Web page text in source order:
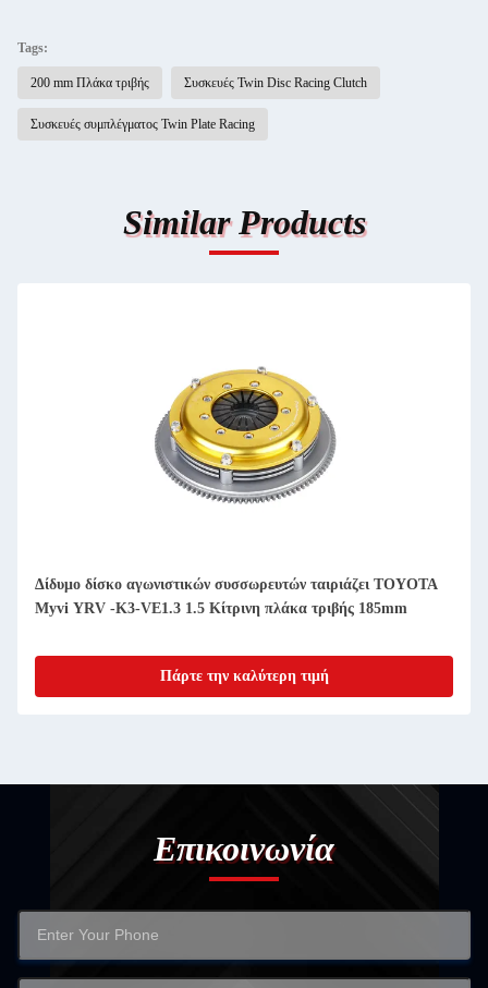
Tags:
200 mm Πλάκα τριβής Συσκευές Twin Disc Racing Clutch
Συσκευές συμπλέγματος Twin Plate Racing
Similar Products
Δίδυμο δίσκο αγωνιστικών συσσωρευτών ταιριάζει TOYOTA
Myvi YRV -K3-VE1.3 1.5 Κίτρινη πλάκα τριβής 185mm
Πάρτε την καλύτερη τιμή
Επικοινωνία